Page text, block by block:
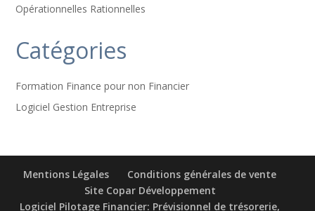
Opérationnelles Rationnelles
Catégories
Formation Finance pour non Financier
Logiciel Gestion Entreprise
Mentions Légales
Conditions générales de vente
Site Copar Développement
Logiciel Pilotage Financier: Prévisionnel de trésorerie,